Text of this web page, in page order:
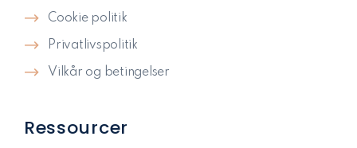
Ressourcer
Cookie politik
Privatlivspolitik​
Vilkår og betingelser